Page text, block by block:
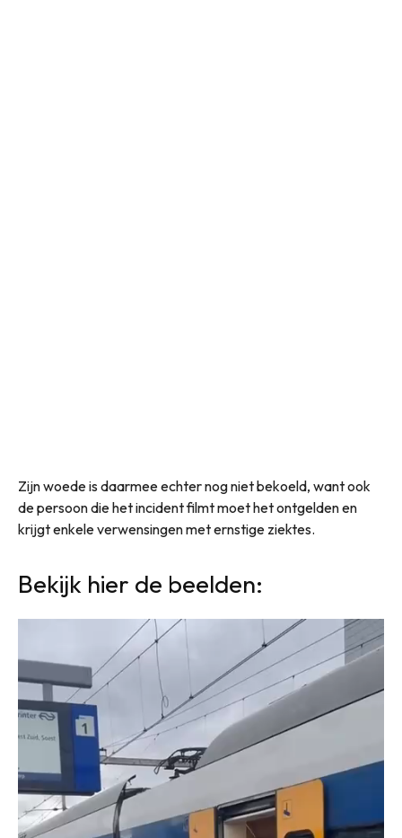
Zijn woede is daarmee echter nog niet bekoeld, want ook
de persoon die het incident filmt moet het ontgelden en
krijgt enkele verwensingen met ernstige ziektes.
Bekijk hier de beelden: